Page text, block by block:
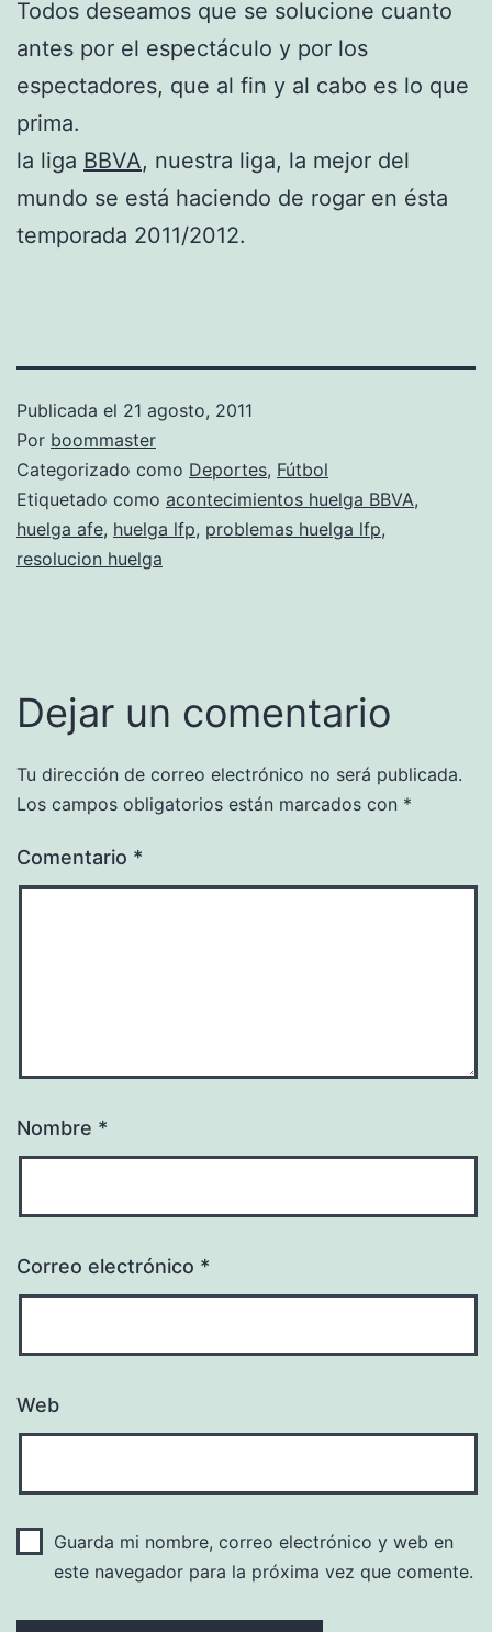
Todos deseamos que se solucione cuanto
antes por el espectáculo y por los
espectadores, que al fin y al cabo es lo que
prima.
la liga BBVA, nuestra liga, la mejor del
mundo se está haciendo de rogar en ésta
temporada 2011/2012.
Publicada el 21 agosto, 2011
Por boommaster
Categorizado como Deportes, Fútbol
Etiquetado como acontecimientos huelga BBVA,
huelga afe, huelga lfp, problemas huelga lfp,
resolucion huelga
Dejar un comentario
Tu dirección de correo electrónico no será publicada.
Los campos obligatorios están marcados con *
Comentario *
Nombre *
Correo electrónico *
Web
Guarda mi nombre, correo electrónico y web en
este navegador para la próxima vez que comente.